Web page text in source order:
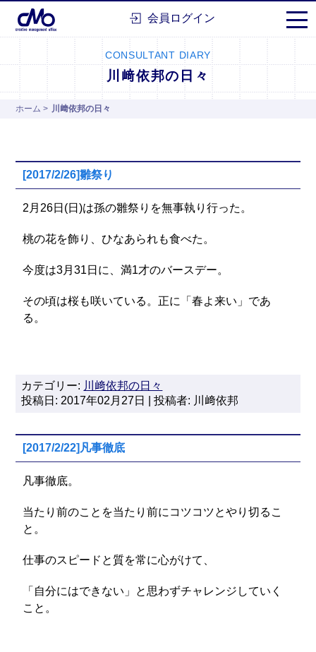
株式会社シーエムオー会員ログイン
CONSULTANT DIARY
川﨑依邦の日々
ホーム > 川﨑依邦の日々
[2017/2/26]雛祭り
2月26日(日)は孫の雛祭りを無事執り行った。
桃の花を飾り、ひなあられも食べた。
今度は3月31日に、満1才のバースデー。
その頃は桜も咲いている。正に「春よ来い」であ
る。
カテゴリー: 川﨑依邦の日々
投稿日: 2017年02月27日 | 投稿者: 川﨑依邦
[2017/2/22]凡事徹底
凡事徹底。
当たり前のことを当たり前にコツコツとやり切るこ
と。
仕事のスピードと質を常に心がけて、
「自分にはできない」と思わずチャレンジしていく
こと。